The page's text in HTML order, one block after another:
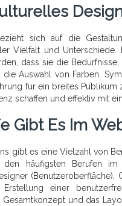
sich auf die
Vielfalt und
dass sie die
die Auswahl von Farben,
für ein breites
schaffen und effektiv mit
Gibt Es Im
gibt es eine Vielzahl von
häufigsten Berufen im
einer
und das